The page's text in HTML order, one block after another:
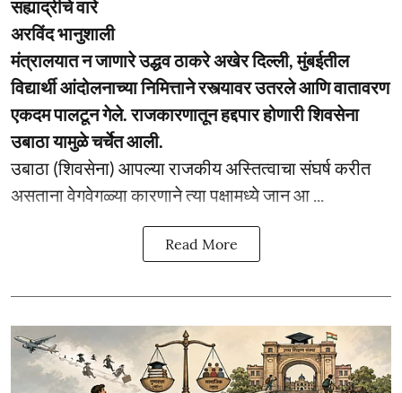
सह्याद्रीचे वारे
अरविंद भानुशाली
मंत्रालयात न जाणारे उद्धव ठाकरे अखेर दिल्ली, मुंबईतील
विद्यार्थी आंदोलनाच्या निमित्ताने रस्त्यावर उतरले आणि वातावरण
एकदम पालटून गेले. राजकारणातून हद्दपार होणारी शिवसेना
उबाठा यामुळे चर्चेत आली.
उबाठा (शिवसेना) आपल्या राजकीय अस्तित्वाचा संघर्ष करीत
असताना वेगवेगळ्या कारणाने त्या पक्षामध्ये जान आ ...
Read More